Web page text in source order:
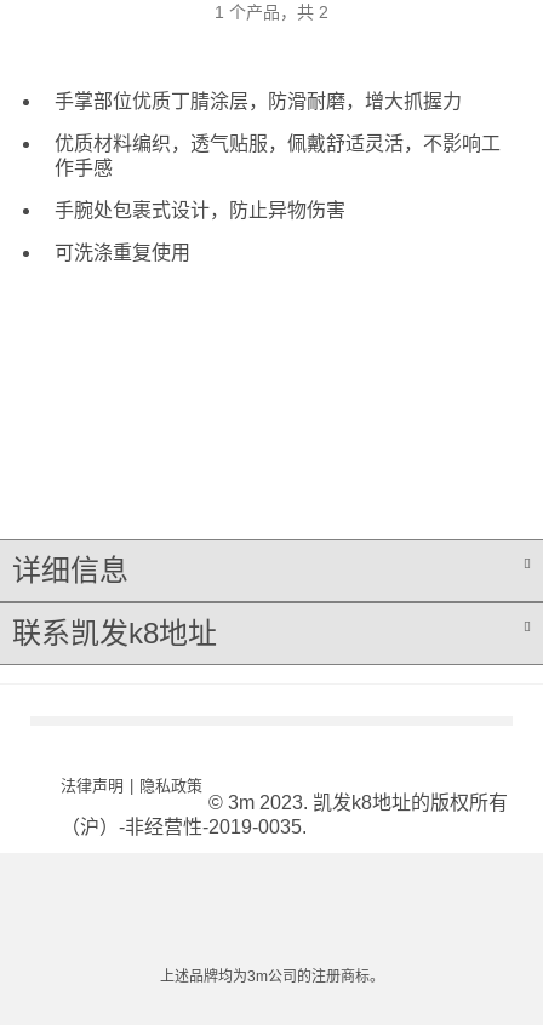
1 个产品，共 2
手掌部位优质丁腈涂层，防滑耐磨，增大抓握力
优质材料编织，透气贴服，佩戴舒适灵活，不影响工
作手感
手腕处包裹式设计，防止异物伤害
可洗涤重复使用
详细信息
联系凯发k8地址
法律声明 | 隐私政策
© 3m 2023. 凯发k8地址的版权所有
（沪）-非经营性-2019-0035.
上述品牌均为3m公司的注册商标。